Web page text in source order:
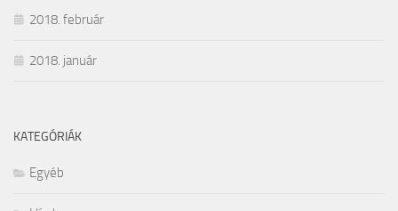
2018. február
2018. január
KATEGÓRIÁK
Egyéb